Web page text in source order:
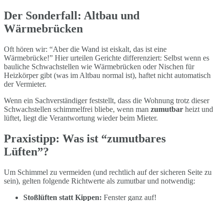
Der Sonderfall: Altbau und
Wärmebrücken
Oft hören wir: “Aber die Wand ist eiskalt, das ist eine
Wärmebrücke!” Hier urteilen Gerichte differenziert: Selbst wenn es
bauliche Schwachstellen wie Wärmebrücken oder Nischen für
Heizkörper gibt (was im Altbau normal ist), haftet nicht automatisch
der Vermieter.
Wenn ein Sachverständiger feststellt, dass die Wohnung trotz dieser
Schwachstellen schimmelfrei bliebe, wenn man zumutbar heizt und
lüftet, liegt die Verantwortung wieder beim Mieter.
Praxistipp: Was ist “zumutbares
Lüften”?
Um Schimmel zu vermeiden (und rechtlich auf der sicheren Seite zu
sein), gelten folgende Richtwerte als zumutbar und notwendig:
Stoßlüften statt Kippen: Fenster ganz auf!